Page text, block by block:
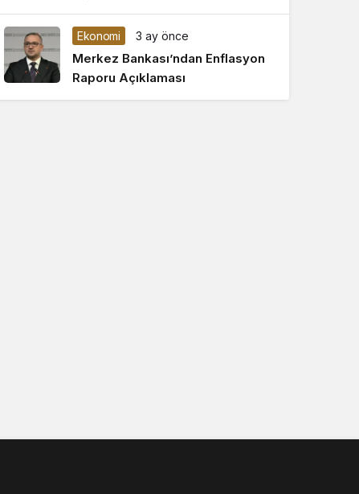
Ekonomi 3 ay önce
Merkez Bankası’ndan Enflasyon
Raporu Açıklaması